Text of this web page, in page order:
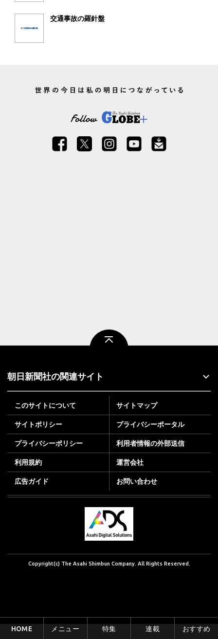
交通事故の羅針盤
朝日新聞社の関連サイト
このサイトについて サイトマップ
サイトポリシー プライバシーポータル
プライバシーポリシー 利用者情報の外部送信
利用規約 運営会社
広告ガイド お問い合わせ
Copyright(c) The Asahi Shimbun Company. All Rights Reserved.
HOME メニュー 特集 連載 おすすめ